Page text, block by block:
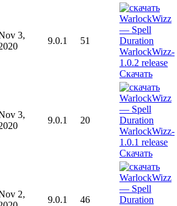
3,
9.0.1 51
Скачать
3,
9.0.1 20
Скачать
2,
9.0.1 46